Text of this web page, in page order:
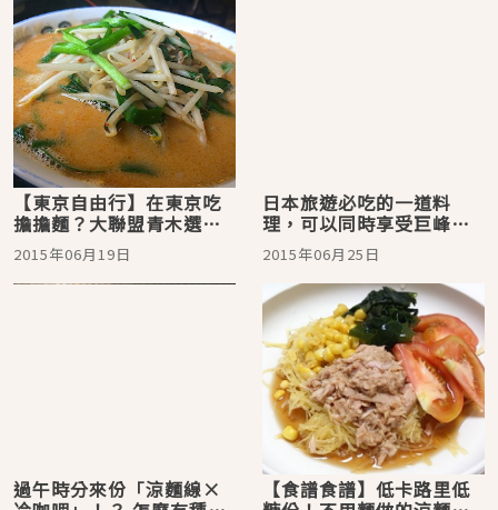
【東京自由行】 在東京吃
擔擔麵？大聯盟青木選手
熱愛的超好吃擔擔麵
2015年06月19日
日本旅遊必吃的一道料
理，可以同時享受巨峰葡
萄的香氣與甜味！新感覺
麵料理「巨峰餺飥」
2015年06月25日
過午時分來份「涼麵線× 【食譜食譜】低卡路里低